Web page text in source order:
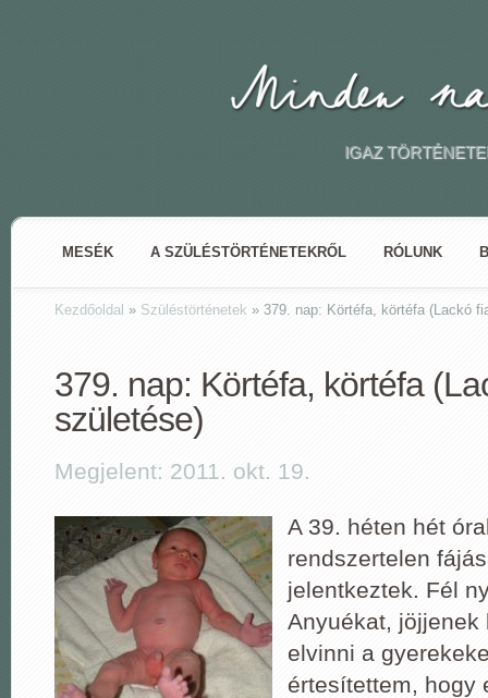
IGAZ
MESÉK A SZÜLÉSTÖRTÉNETEKRŐL RÓLUNK
Kezdőoldal » Szüléstörténetek » 379. nap: Körtéfa, körtéfa (Lackó
379. nap: Körtéfa, körtéfa
születése)
Megjelent: 2011. okt. 19.
A 39. héten hét
rendszertelen
jelentkeztek. Fél
Anyuékat, jöjjenek
elvinni a
értesítettem, hogy